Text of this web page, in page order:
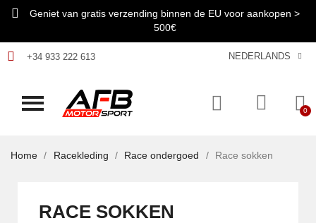
Geniet van gratis verzending binnen de EU voor aankopen >
500€
+34 933 222 613 NEDERLANDS
Home Racekleding Race ondergoed Race sokken
RACE SOKKEN